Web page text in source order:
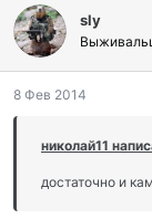
sly
8 Фев 2014
николай11
достаточно и